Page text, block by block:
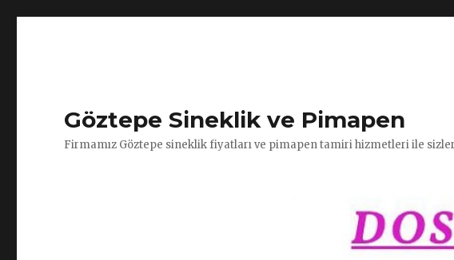
Göztepe Sineklik ve Pimapen
Firmamız Göztepe sineklik fiyatları ve pimapen tamiri hizmetleri ile